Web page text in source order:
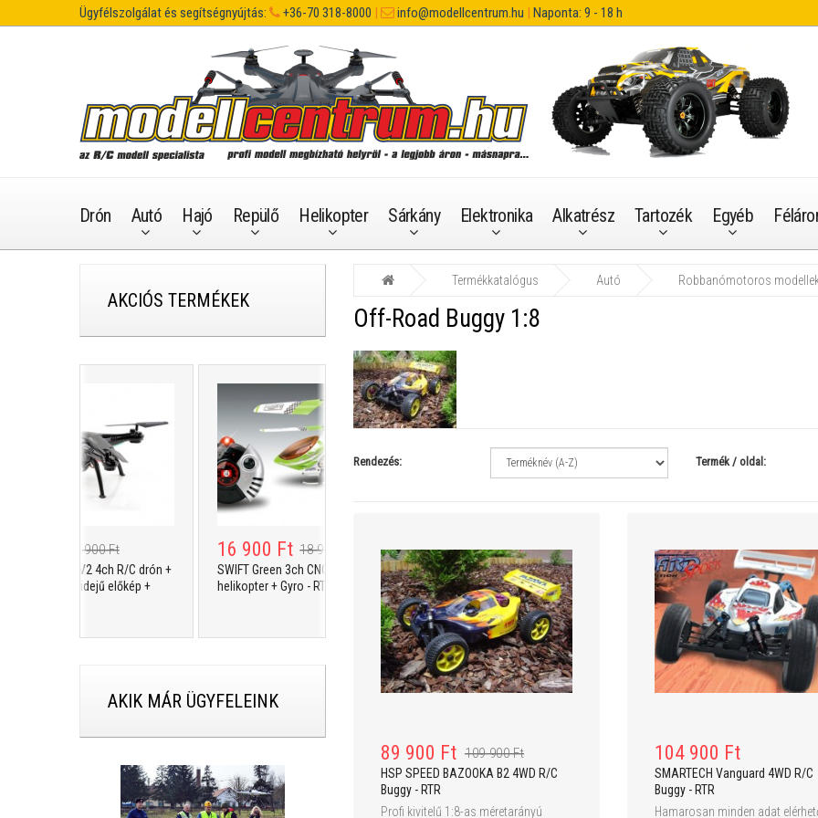
Ügyfélszolgálat és segítségnyújtás: +36-70 318-8000 | info@modellcentrum.hu | Naponta: 9 - 18 h
Drón Autó Hajó Repülő Helikopter Sárkány Elektronika Alkatrész Tartozék Egyéb
Termékkatalógus Autó Robbanómotoros
Off-Road Buggy 1:8
Rendezés: Termék / oldal:
89 900 Ft 109 900 Ft
HSP SPEED BAZOOKA B2 4WD R/C
Buggy - RTR
Profi kivitelű 1:8-as méretarányú
104 900 Ft
SMARTECH Vanguard 4WD R/C
Buggy - RTR
Hamarosan minden adat
AKCIÓS TERMÉKEK
39 900 Ft
Explorers 2 V2 4ch R/C drón +
+ valósidejű előkép +
16 900 Ft 18 900 Ft
SWIFT Green 3ch CNC Alu R/C
helikopter + Gyro - RTF
59 900 Ft
HBX BONZER V2 1:10 4WD Monster
Truck - RTR
49 900 Ft
CSR Modelltechnic etetőhajó -
AKIK MÁR ÜGYFELEINK